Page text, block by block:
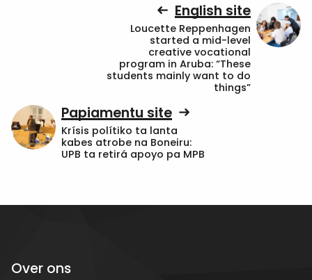
English site
Loucette Reppenhagen
started a mid-level
creative vocational
program in Aruba: “These
students mainly want to do
things”
Papiamentu site
Krísis polítiko ta lanta
kabes atrobe na Boneiru:
UPB ta retirá apoyo pa MPB
Over ons